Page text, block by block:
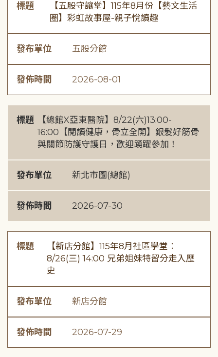
標題
【五股守讓堂】115年8月份【藝文生活
圈】彩虹故事屋-親子悅讀趣
發布單位 五股分館
發佈時間 2026-08-01
標題
【總館X亞東醫院】8/22(六)13:00-
16:00【閱讀健康，骨立全開】銀髮好筋骨
與關節防護守護日，歡迎踴躍參加！
發布單位 新北市圖(總館)
發佈時間 2026-07-30
標題
【新店分館】115年8月社區學堂︰
8/26(三) 14:00 兄弟姐妹特留分走入歷
史
發布單位 新店分館
發佈時間 2026-07-29